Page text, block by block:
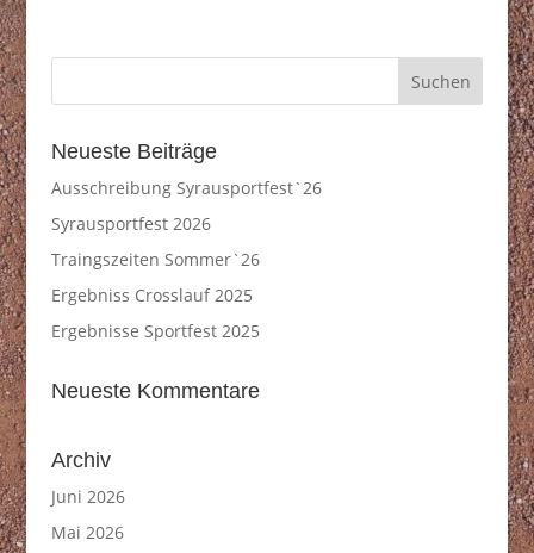
Neueste Beiträge
Ausschreibung Syrausportfest`26
Syrausportfest 2026
Traingszeiten Sommer`26
Ergebniss Crosslauf 2025
Ergebnisse Sportfest 2025
Neueste Kommentare
Archiv
Juni 2026
Mai 2026